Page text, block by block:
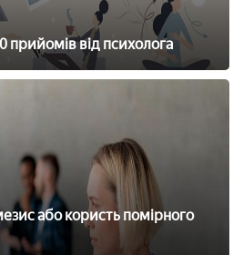
прийомів від психолога
або користь помірного